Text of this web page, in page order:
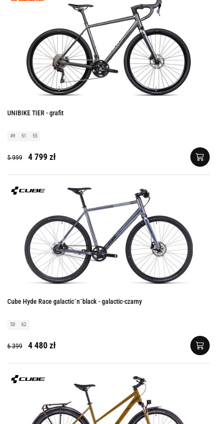
UNIBIKE TIER - grafit
49 51 55
5 999 4 799 zł
Cube Hyde Race galactic´n´black - galactic-czarny
50 62
6 399 4 480 zł